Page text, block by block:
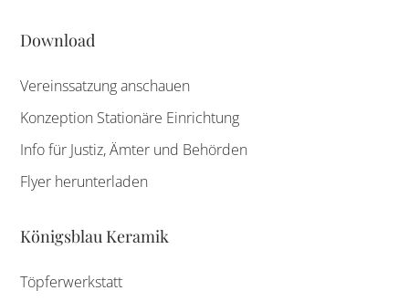
Download
Vereinssatzung anschauen
Konzeption Stationäre Einrichtung
Info für Justiz, Ämter und Behörden
Flyer herunterladen
Königsblau Keramik
Töpferwerkstatt